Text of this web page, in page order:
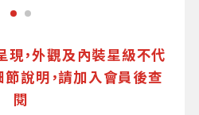
，外觀及內裝星級不代
說明，請加入會員後查
閱